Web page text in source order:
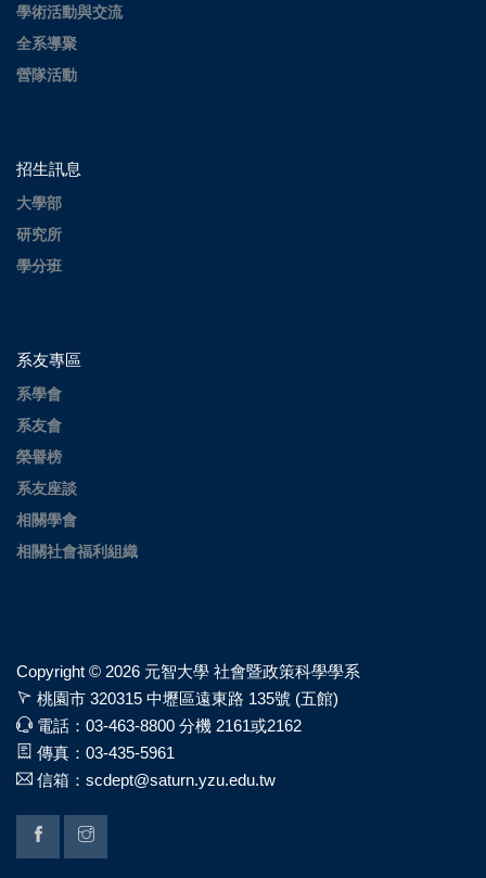
學術活動與交流
全系導聚
營隊活動
招生訊息
大學部
研究所
學分班
系友專區
系學會
系友會
榮譽榜
系友座談
相關學會
相關社會福利組織
Copyright © 2026 元智大學 社會暨政策科學學系
桃園市 320315 中壢區遠東路 135號 (五館)
電話：03-463-8800 分機 2161或2162
傳真：03-435-5961
信箱：scdept@saturn.yzu.edu.tw